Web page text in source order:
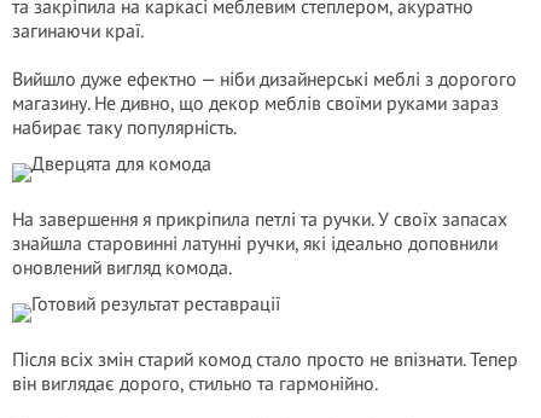
та закріпила на каркасі меблевим степлером, акуратно
загинаючи краї.
Вийшло дуже ефектно — ніби дизайнерські меблі з дорогого
магазину. Не дивно, що декор меблів своїми руками зараз
набирає таку популярність.
На завершення я прикріпила петлі та ручки. У своїх запасах
знайшла старовинні латунні ручки, які ідеально доповнили
оновлений вигляд комода.
Після всіх змін старий комод стало просто не впізнати. Тепер
він виглядає дорого, стильно та гармонійно.